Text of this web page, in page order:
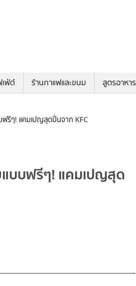
ฟ่ต์ ร้านกาแฟและขนม สูตรอาหาร
ฟรีๆ! แคมเปญสุดปั่นจาก KFC
แบบฟรีๆ! แคมเปญสุด